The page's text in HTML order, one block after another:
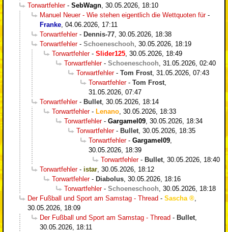
Torwartfehler- SebWagn 30.05.2026, 18:10
Manuel Neuer - Wie stehen eigentlich die Wettquoten für-
Franke 04.06.2026, 17:11
Torwartfehler- Dennis-77 30.05.2026, 18:38
Torwartfehler- Schoeneschooh 30.05.2026, 18:19
Torwartfehler- Slider125 30.05.2026, 18:49
Torwartfehler- Schoeneschooh 31.05.2026, 02:40
Torwartfehler- Tom Frost 31.05.2026, 07:43
Torwartfehler- Tom Frost
31.05.2026, 07:47
Torwartfehler- Bullet 30.05.2026, 18:14
Torwartfehler- Lenano 30.05.2026, 18:33
Torwartfehler- Gargamel09 30.05.2026, 18:34
Torwartfehler- Bullet 30.05.2026, 18:35
Torwartfehler- Gargamel09
30.05.2026, 18:39
Torwartfehler- Bullet 30.05.2026, 18:40
Torwartfehler- istar 30.05.2026, 18:12
Torwartfehler- Diabolus 30.05.2026, 18:16
Torwartfehler- Schoeneschooh 30.05.2026, 18:18
Der Fußball und Sport am Samstag - Thread - Sascha
30.05.2026, 18:09
Der Fußball und Sport am Samstag - Thread - Bullet
30.05.2026, 18:11